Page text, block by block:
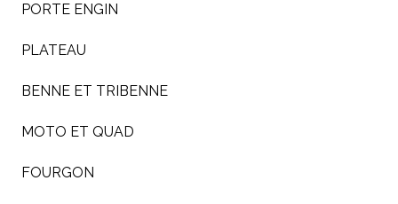
PORTE ENGIN
PLATEAU
BENNE ET TRIBENNE
MOTO ET QUAD
FOURGON